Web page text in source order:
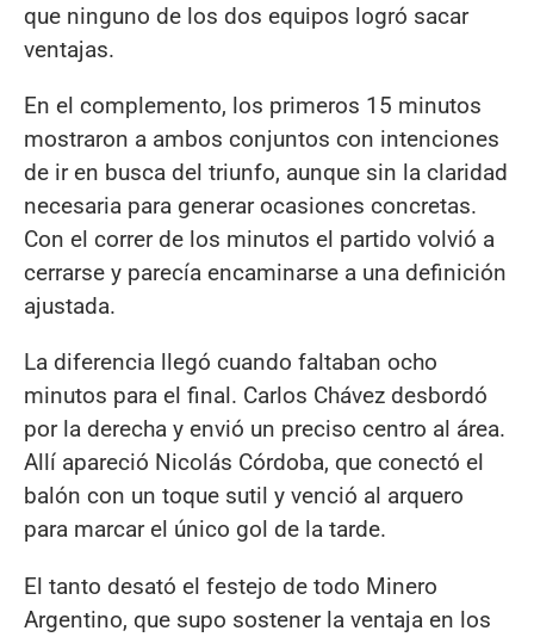
que ninguno de los dos equipos logró sacar
ventajas.
En el complemento, los primeros 15 minutos
mostraron a ambos conjuntos con intenciones
de ir en busca del triunfo, aunque sin la claridad
necesaria para generar ocasiones concretas.
Con el correr de los minutos el partido volvió a
cerrarse y parecía encaminarse a una definición
ajustada.
La diferencia llegó cuando faltaban ocho
minutos para el final. Carlos Chávez desbordó
por la derecha y envió un preciso centro al área.
Allí apareció Nicolás Córdoba, que conectó el
balón con un toque sutil y venció al arquero
para marcar el único gol de la tarde.
El tanto desató el festejo de todo Minero
Argentino, que supo sostener la ventaja en los